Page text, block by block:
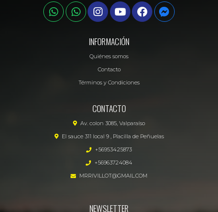
INFORMACIÓN
Quiénes somos
Contacto
Términos y Condiciones
CONTACTO
Av. colon 3085, Valparaíso
El sauce 311 local 9 , Placilla de Peñuelas
+56953425873
+56963724084
MRRIVILLOT@GMAIL.COM
NEWSLETTER